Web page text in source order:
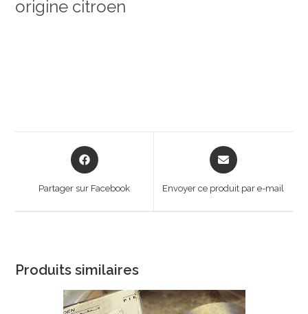
origine citroen
Opens
in
Partager sur Facebook
Opens
in
new
Envoyer ce produit par e-mail
Produits similaires